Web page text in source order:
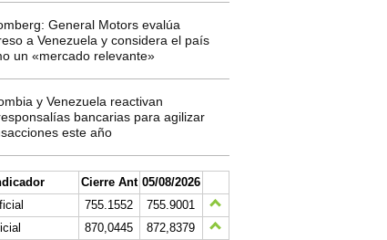
General Motors evalúa
a Venezuela y considera el país
un «mercado relevante»
y Venezuela reactivan
bancarias para agilizar
este año
Cierre Ant 05/08/2026
755.1552
755.9001
870,0445
872,8379